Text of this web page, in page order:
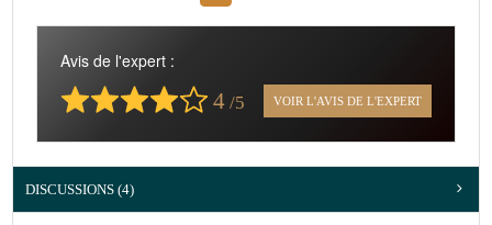
Avis de l'expert :
4 /5 VOIR L'AVIS DE L'EXPERT
DISCUSSIONS (4)